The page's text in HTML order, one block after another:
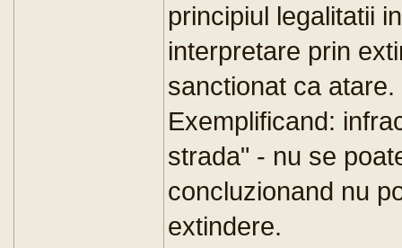
principiul legalitatii
interpretare prin
sanctionat ca atare.
Exemplificand:
strada" - nu se
concluzionand nu
extindere.